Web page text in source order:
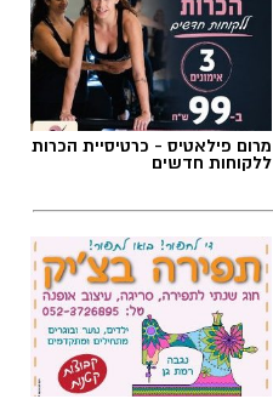
מרום פילאטיס - כרטיסיית הכרות
ללקוחות חדשים